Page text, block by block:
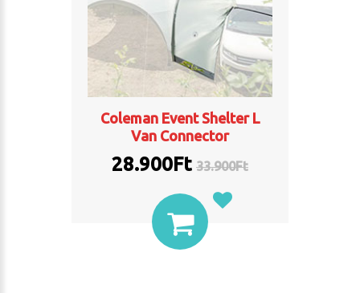
Coleman Event Shelter L
Van Connector
28.900Ft 33.900Ft